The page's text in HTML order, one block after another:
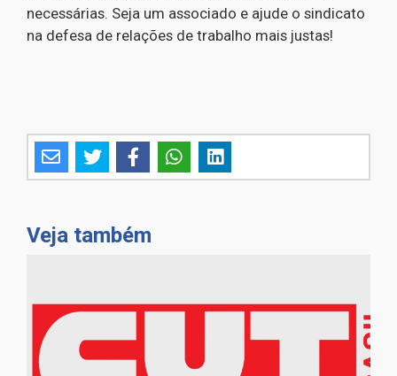
necessárias. Seja um associado e ajude o sindicato
na defesa de relações de trabalho mais justas!
Veja também